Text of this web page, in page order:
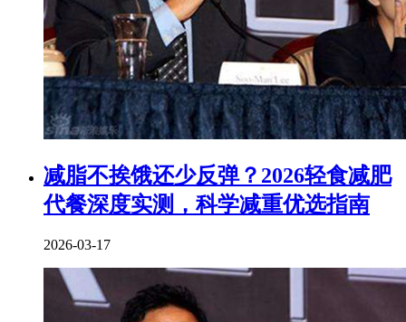
减脂不挨饿还少反弹？2026轻食减肥
代餐深度实测，科学减重优选指南
2026-03-17